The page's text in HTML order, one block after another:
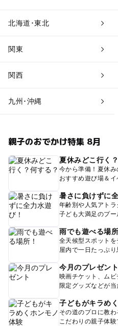
北海道･東北
関東
関西
九州･沖縄
親子のおでかけ特集 8月
夏休みどこ行く
今から準備！夏休
おすすめ遊び場＆イ
暑さに負けずに
年齢別や人気アト
子ども大満足のプ
雨でも遊べる場所
全天候型スポットを
屋内で一日たっぷ
今月のプレゼント
映画チケット、ムビ
限定グッズなどが当
子どもがキラめ
その道のプロに教わ
こだわりの親子体験